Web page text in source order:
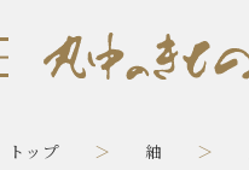
トップ 紬